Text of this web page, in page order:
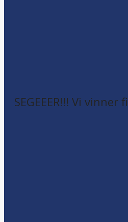
SEGEEER!!! Vi